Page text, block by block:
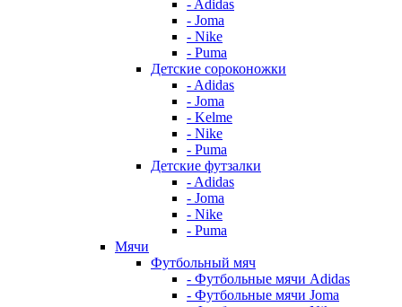
- Adidas
- Joma
- Nike
- Puma
Детские сороконожки
- Adidas
- Joma
- Kelme
- Nike
- Puma
Детские футзалки
- Adidas
- Joma
- Nike
- Puma
Мячи
Футбольный мяч
- Футбольные мячи Adidas
- Футбольные мячи Joma